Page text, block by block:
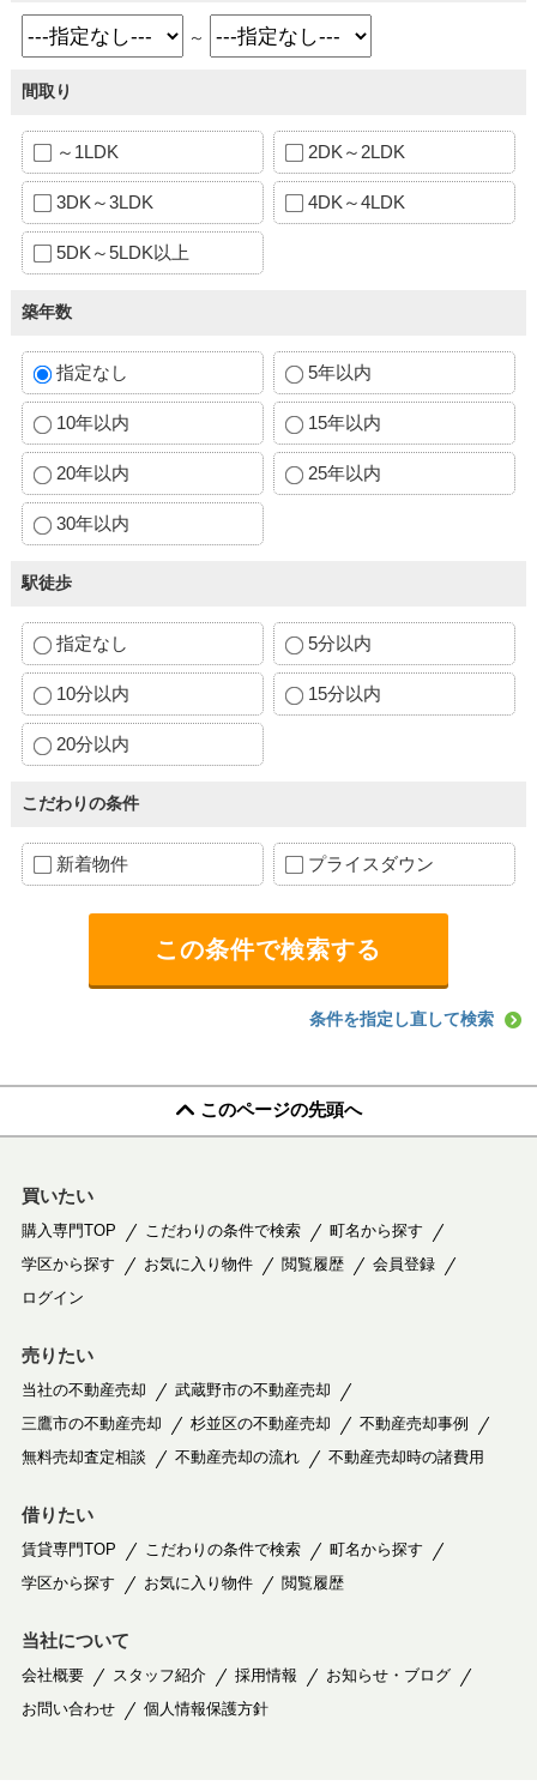
～
間取り
～1LDK 2DK～2LDK
3DK～3LDK 4DK～4LDK
5DK～5LDK以上
築年数
指定なし 5年以内
10年以内 15年以内
20年以内 25年以内
30年以内
駅徒歩
指定なし 5分以内
10分以内 15分以内
20分以内
こだわりの条件
新着物件 プライスダウン
条件を指定し直して検索
このページの先頭へ
買いたい
購入専門TOP こだわりの条件で検索
町名から探す
学区から探す
お気に入り物件 閲覧履歴
会員登録
ログイン
売りたい
当社の不動産売却
武蔵野市の不動産売却
三鷹市の不動産売却
杉並区の不動産売却
不動産売却事例
無料売却査定相談
不動産売却の流れ 不動産売却時の諸費用
借りたい
賃貸専門TOP こだわりの条件で検索
町名から探す
学区から探す
お気に入り物件 閲覧履歴
当社について
会社概要 スタッフ紹介 採用情報
お知らせ・ブログ
お問い合わせ
個人情報保護方針